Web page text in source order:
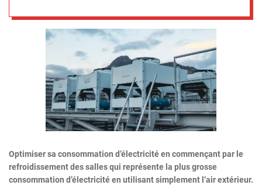
Optimiser sa consommation d’électricité en commençant par le
refroidissement des salles qui représente la plus grosse
consommation d’électricité en utilisant simplement l’air extérieur.